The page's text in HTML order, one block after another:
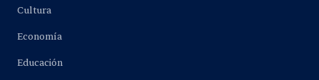
Cultura
Economía
Educación